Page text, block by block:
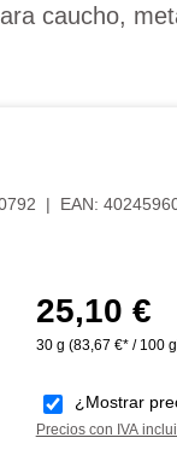
caucho,
| EAN:
Precio normal:
25,10 €
30 g (83,67 €* / 100
¿Mostrar
Precios con IVA